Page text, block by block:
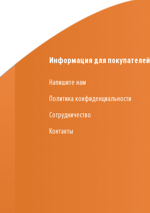
Информация для покупателей
Напишите нам
Политика конфиденциальности
Сотрудничество
Контакты